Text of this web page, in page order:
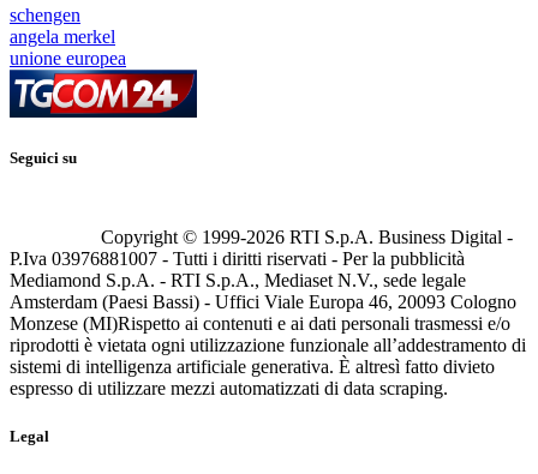
schengen
angela merkel
unione europea
Seguici su
Copyright © 1999-2026 RTI S.p.A. Business Digital -
P.Iva 03976881007 - Tutti i diritti riservati - Per la pubblicità
Mediamond S.p.A. - RTI S.p.A., Mediaset N.V., sede legale
Amsterdam (Paesi Bassi) - Uffici Viale Europa 46, 20093 Cologno
Monzese (MI)Rispetto ai contenuti e ai dati personali trasmessi e/o
riprodotti è vietata ogni utilizzazione funzionale all’addestramento di
sistemi di intelligenza artificiale generativa. È altresì fatto divieto
espresso di utilizzare mezzi automatizzati di data scraping.
Legal